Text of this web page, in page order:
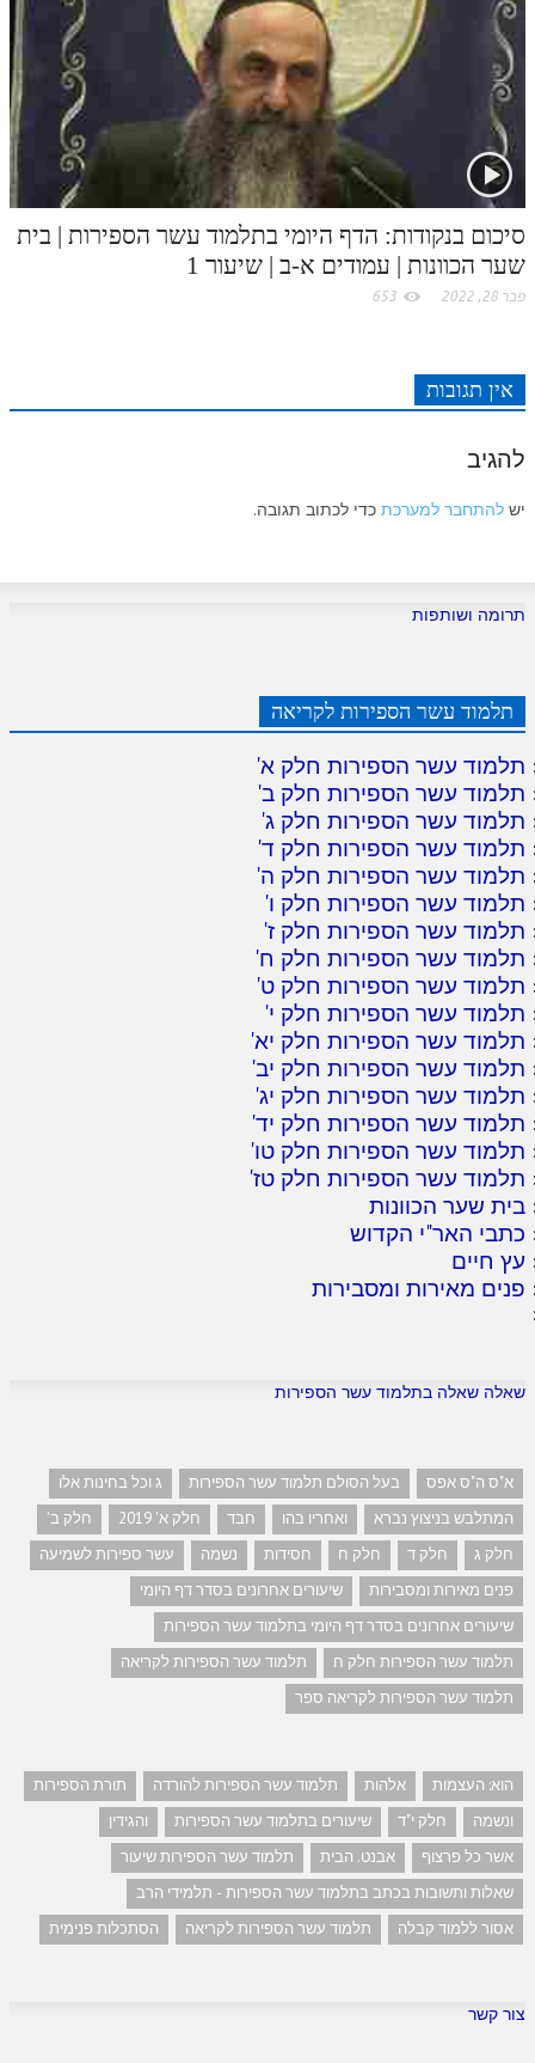
סיכום בנקודות: הדף היומי בתלמוד עשר הספירות | בית
שער הכוונות | עמודים א-ב | שיעור 1
פבר 28, 2022 653
אין תגובות
להגיב
יש להתחבר למערכת כדי לכתוב תגובה.
תרומה ושותפות
תלמוד עשר הספירות לקריאה
תלמוד עשר הספירות חלק א'
תלמוד עשר הספירות חלק ב'
תלמוד עשר הספירות חלק ג'
תלמוד עשר הספירות חלק ד'
תלמוד עשר הספירות חלק ה'
תלמוד עשר הספירות חלק ו'
תלמוד עשר הספירות חלק ז'
תלמוד עשר הספירות חלק ח'
תלמוד עשר הספירות חלק ט'
תלמוד עשר הספירות חלק י'
תלמוד עשר הספירות חלק יא'
תלמוד עשר הספירות חלק יב'
תלמוד עשר הספירות חלק יג'
תלמוד עשר הספירות חלק יד'
תלמוד עשר הספירות חלק טו'
תלמוד עשר הספירות חלק טז'
בית שער הכוונות
כתבי האר"י הקדוש
עץ חיים
פנים מאירות ומסבירות
שאלה שאלה בתלמוד עשר הספירות
א"ס ה"ס אפס בעל הסולם תלמוד עשר הספירות
ג וכל בחינות אלו
המתלבש בניצוץ נברא
ואחריו בהו חבד חלק א' 2019
חלק ב'
חלק ג
חלק ד חלק ח חסידות נשמה
עשר ספירות לשמיעה
פנים מאירות ומסבירות
שיעורים אחרונים בסדר דף היומי
שיעורים אחרונים בסדר דף היומי בתלמוד עשר הספירות
תלמוד עשר הספירות חלק ח
תלמוד עשר הספירות לקריאה
תלמוד עשר הספירות לקריאה ספר
הוא: העצמות אלהות תלמוד עשר הספירות להורדה
תורת הספירות
ונשמה
חלק י"ד שיעורים בתלמוד עשר הספירות
והגידין
אשר כל פרצוף
אבנט. הבית
תלמוד עשר הספירות שיעור
שאלות ותשובות בכתב בתלמוד עשר הספירות - תלמידי הרב
אסור ללמוד קבלה
תלמוד עשר הספירות לקריאה הסתכלות פנימית
צור קשר